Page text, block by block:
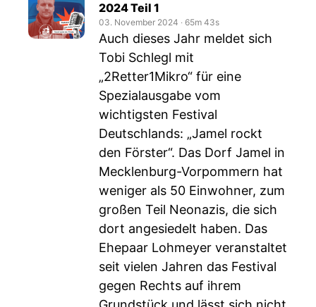
2024 Teil 1
03. November 2024 ‧ 65m 43s
Auch dieses Jahr meldet sich
Tobi Schlegl mit
„2Retter1Mikro“ für eine
Spezialausgabe vom
wichtigsten Festival
Deutschlands: „Jamel rockt
den Förster“. Das Dorf Jamel in
Mecklenburg-Vorpommern hat
weniger als 50 Einwohner, zum
großen Teil Neonazis, die sich
dort angesiedelt haben. Das
Ehepaar Lohmeyer veranstaltet
seit vielen Jahren das Festival
gegen Rechts auf ihrem